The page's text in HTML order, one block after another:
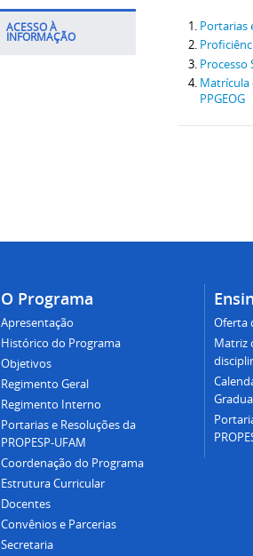
ACESSO À
INFORMAÇÃO
Portarias
Processo
Matrícula
PPGEOG
O Programa
Apresentação
Histórico do Programa
Objetivos
Regimento Geral
Regimento Interno
Portarias e Resoluções da
PROPESP-UFAM
Coordenação do Programa
Estrutura Curricular
Docentes
Convênios e Parcerias
Secretaria
Oferta
Matriz